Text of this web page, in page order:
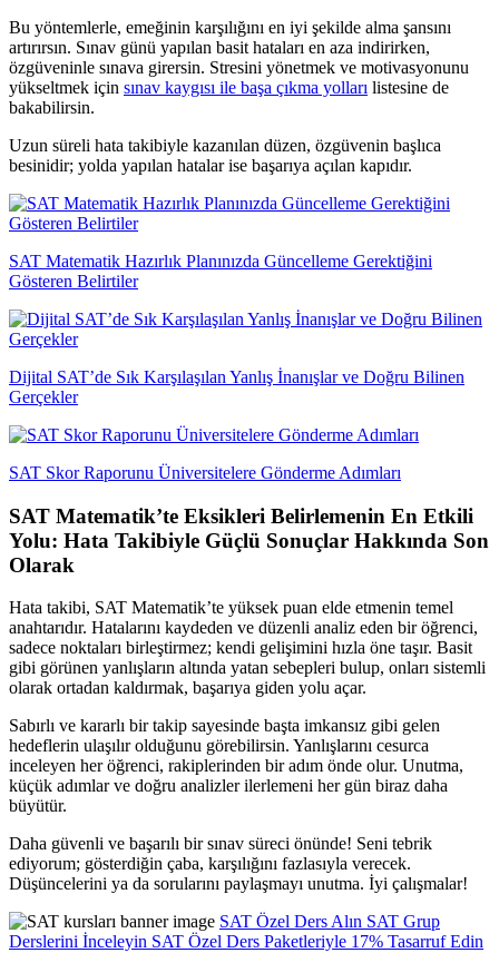
Bu yöntemlerle, emeğinin karşılığını en iyi şekilde alma şansını
artırırsın. Sınav günü yapılan basit hataları en aza indirirken,
özgüveninle sınava girersin. Stresini yönetmek ve motivasyonunu
yükseltmek için sınav kaygısı ile başa çıkma yolları listesine de
bakabilirsin.
Uzun süreli hata takibiyle kazanılan düzen, özgüvenin başlıca
besinidir; yolda yapılan hatalar ise başarıya açılan kapıdır.
SAT Matematik Hazırlık Planınızda Güncelleme Gerektiğini
Gösteren Belirtiler
Dijital SAT’de Sık Karşılaşılan Yanlış İnanışlar ve Doğru Bilinen
Gerçekler
SAT Skor Raporunu Üniversitelere Gönderme Adımları
SAT Matematik’te Eksikleri Belirlemenin En Etkili
Yolu: Hata Takibiyle Güçlü Sonuçlar Hakkında Son
Olarak
Hata takibi, SAT Matematik’te yüksek puan elde etmenin temel
anahtarıdır. Hatalarını kaydeden ve düzenli analiz eden bir öğrenci,
sadece noktaları birleştirmez; kendi gelişimini hızla öne taşır. Basit
gibi görünen yanlışların altında yatan sebepleri bulup, onları sistemli
olarak ortadan kaldırmak, başarıya giden yolu açar.
Sabırlı ve kararlı bir takip sayesinde başta imkansız gibi gelen
hedeflerin ulaşılır olduğunu görebilirsin. Yanlışlarını cesurca
inceleyen her öğrenci, rakiplerinden bir adım önde olur. Unutma,
küçük adımlar ve doğru analizler ilerlemeni her gün biraz daha
büyütür.
Daha güvenli ve başarılı bir sınav süreci önünde! Seni tebrik
ediyorum; gösterdiğin çaba, karşılığını fazlasıyla verecek.
Düşüncelerini ya da sorularını paylaşmayı unutma. İyi çalışmalar!
SAT Özel Ders Alın SAT Grup
Derslerini İnceleyin SAT Özel Ders Paketleriyle 17% Tasarruf Edin